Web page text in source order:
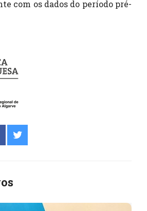
com os dados do período pré-